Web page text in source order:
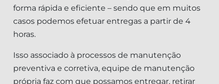
forma rápida e eficiente – sendo que em muitos
casos podemos efetuar entregas a partir de 4
horas.
Isso associado à processos de manutenção
preventiva e corretiva, equipe de manutenção
própria faz com que possamos entregar, retirar